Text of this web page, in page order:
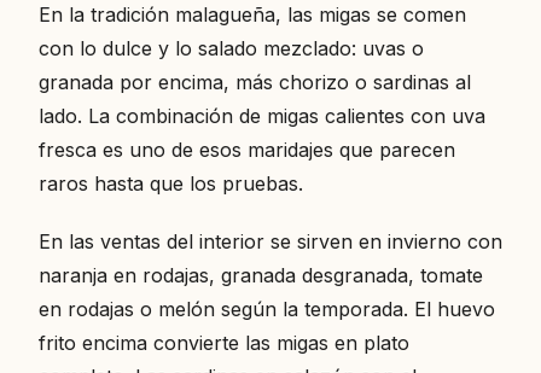
En la tradición malagueña, las migas se comen
con lo dulce y lo salado mezclado: uvas o
granada por encima, más chorizo o sardinas al
lado. La combinación de migas calientes con uva
fresca es uno de esos maridajes que parecen
raros hasta que los pruebas.
En las ventas del interior se sirven en invierno con
naranja en rodajas, granada desgranada, tomate
en rodajas o melón según la temporada. El huevo
frito encima convierte las migas en plato